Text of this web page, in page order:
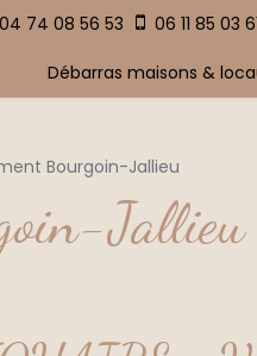
04 74 08 56 53 06 11 85 03
Débarras maisons &
Bourgoin-Jallieu
Jallieu